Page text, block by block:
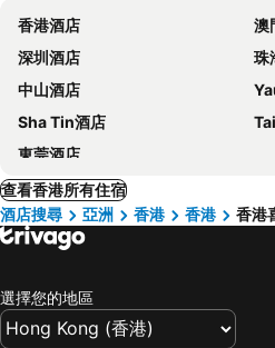
香港酒店
澳
深圳酒店
珠
中山酒店
Sha Tin酒店
東莞酒店
查看香港所有住宿
酒店搜尋
亞洲 香港 香港 香港
選擇您的地區